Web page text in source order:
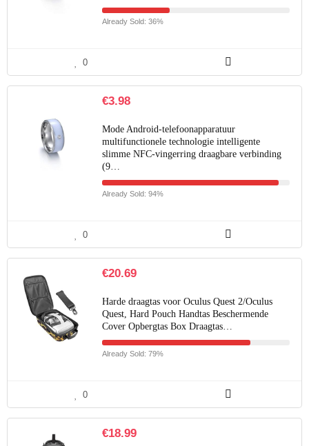
Already Sold: 36%
0
€3.98
Mode Android-telefoonapparatuur
multifunctionele technologie intelligente
slimme NFC-vingerring draagbare verbinding
(9…
Already Sold: 94%
0
€20.69
Harde draagtas voor Oculus Quest 2/Oculus
Quest, Hard Pouch Handtas Beschermende
Cover Opbergtas Box Draagtas…
Already Sold: 79%
0
€18.99